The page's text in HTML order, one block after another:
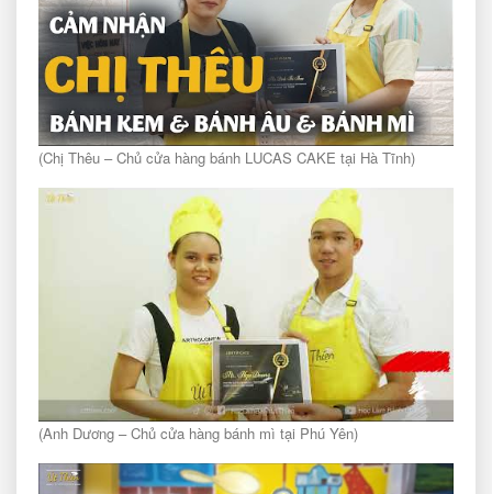
(Chị Thêu – Chủ cửa hàng bánh LUCAS CAKE tại Hà Tĩnh)
(Anh Dương – Chủ cửa hàng bánh mì tại Phú Yên)